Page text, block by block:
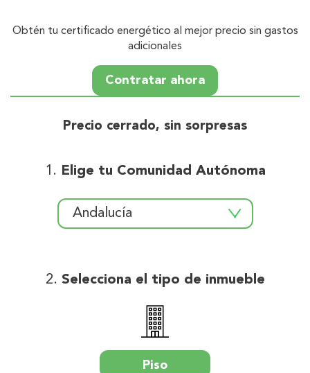
Obtén tu certificado energético al mejor precio sin gastos
adicionales
Contratar ahora
Precio cerrado, sin sorpresas
Elige tu Comunidad Autónoma
Selecciona el tipo de inmueble
Piso